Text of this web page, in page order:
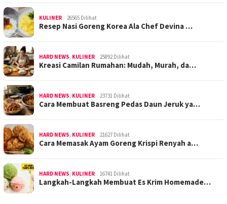
KULINER 26565 Dilihat
Resep Nasi Goreng Korea Ala Chef Devina …
HARD NEWS, KULINER 25892 Dilihat
Kreasi Camilan Rumahan: Mudah, Murah, da…
HARD NEWS, KULINER 23731 Dilihat
Cara Membuat Basreng Pedas Daun Jeruk ya…
HARD NEWS, KULINER 21627 Dilihat
Cara Memasak Ayam Goreng Krispi Renyah a…
HARD NEWS, KULINER 16741 Dilihat
Langkah-Langkah Membuat Es Krim Homemade…